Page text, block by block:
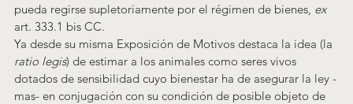
pueda regirse supletoriamente por el régimen de bienes, ex
art. 333.1 bis CC.
Ya desde su misma Exposición de Motivos destaca la idea (la
ratio legis) de estimar a los animales como seres vivos
dotados de sensibilidad cuyo bienestar ha de asegurar la ley -
mas- en conjugación con su condición de posible objeto de